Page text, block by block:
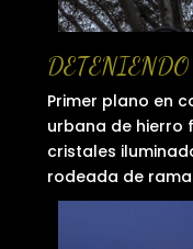
Primer plano en
urbana de hierro
cristales
rodeada de